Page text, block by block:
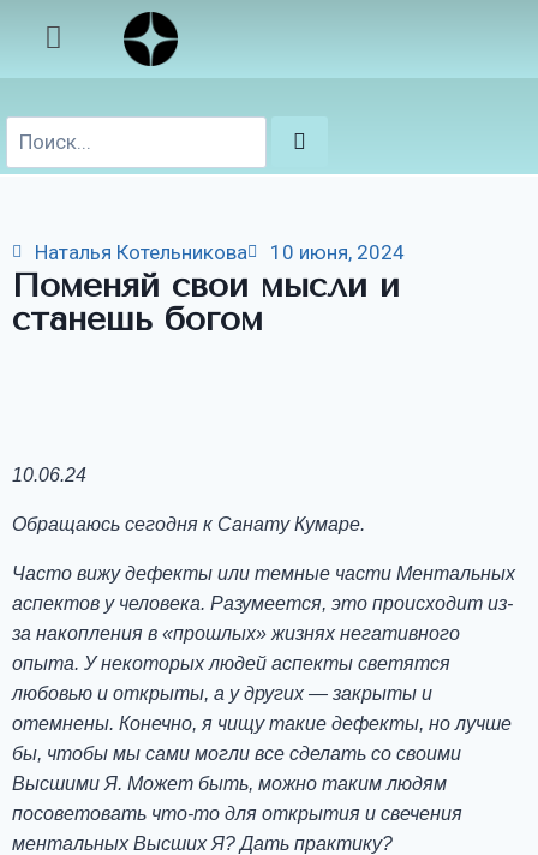
Наталья Котельникова 10 июня, 2024
Поменяй свои мысли и
станешь богом
10.06.24
Обращаюсь сегодня к Санату Кумаре.
Часто вижу дефекты или темные части Ментальных
аспектов у человека. Разумеется, это происходит из-
за накопления в «прошлых» жизнях негативного
опыта. У некоторых людей аспекты светятся
любовью и открыты, а у других — закрыты и
отемнены. Конечно, я чищу такие дефекты, но лучше
бы, чтобы мы сами могли все сделать со своими
Высшими Я. Может быть, можно таким людям
посоветовать что-то для открытия и свечения
ментальных Высших Я? Дать практику?